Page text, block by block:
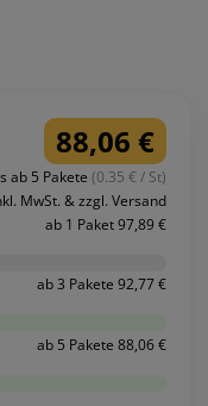
88,06 €
ab 5 Pakete (0.35 € / St)
MwSt. & zzgl. Versand
ab 1 Paket 97,89 €
ab 3 Pakete 92,77 €
ab 5 Pakete 88,06 €